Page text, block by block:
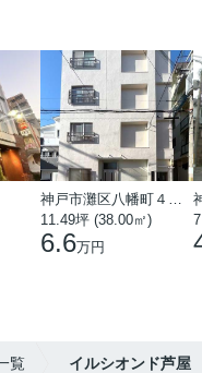
11.49坪 (38.00㎡)
6.6万円
覧 イルシオンド芦屋